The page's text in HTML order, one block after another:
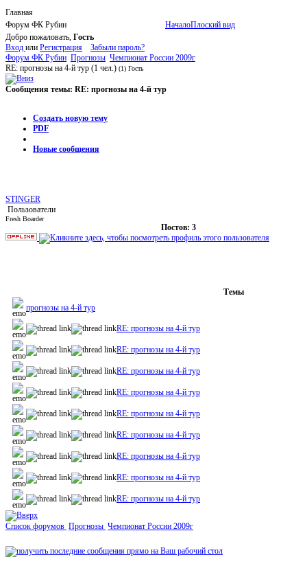
Главная
Форум ФК Рубин
НачалоПлоский вид
Добро пожаловать, Гость
Вход или Регистрация
Забыли пароль?
Форум ФК Рубин Прогнозы Чемпионат России 2009г
RE: прогнозы на 4-й тур (1 чел.) (1) Гость
Сообщения темы: RE: прогнозы на 4-й тур
Создать новую тему
PDF
Новые сообщения
STINGER
Пользователи
Fresh Boarder
Постов: 3
Темы
прогнозы на 4-й тур
RE: прогнозы на 4-й тур
RE: прогнозы на 4-й тур
RE: прогнозы на 4-й тур
RE: прогнозы на 4-й тур
RE: прогнозы на 4-й тур
RE: прогнозы на 4-й тур
RE: прогнозы на 4-й тур
RE: прогнозы на 4-й тур
RE: прогнозы на 4-й тур
Список форумов Прогнозы Чемпионат России 2009г